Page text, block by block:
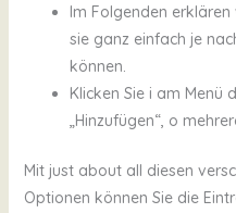
Im Folgenden
sie ganz einfach je
können.
Klicken Sie i am Menü
„Hinzufügen“, o
Mit just about all diesen
Optionen können Sie die